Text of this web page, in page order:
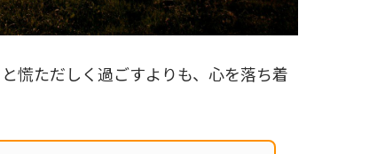
慌ただしく過ごすよりも、心を落ち着